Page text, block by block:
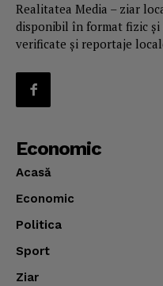
Realitatea Media – ziar
disponibil în format fizic
verificate și reportaje
Economic
Acasă
Economic
Politica
Sport
Ziar